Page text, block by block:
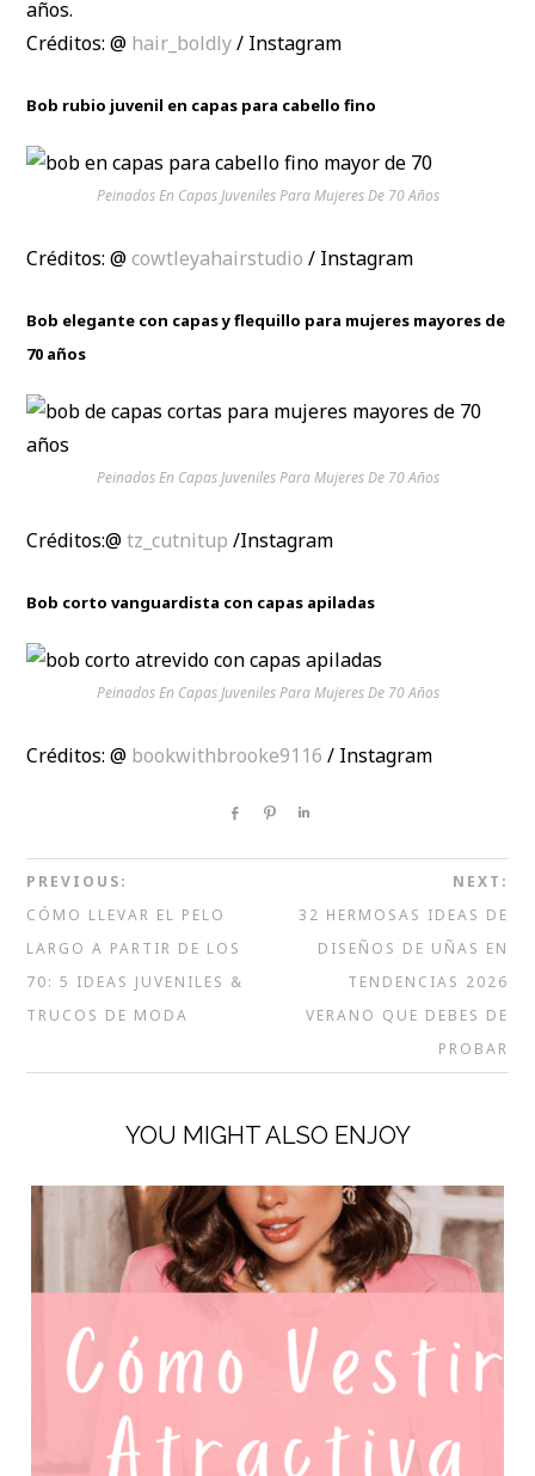
Créditos: @ hair_boldly/ Instagram
Bob rubio juvenil en capas para cabello fino
Peinados En Capas Juveniles Para Mujeres De 70 Años
Créditos: @cowtleyahairstudio / Instagram
Bob elegante con capas y flequillo para mujeres mayores de
70 años
Peinados En Capas Juveniles Para Mujeres De 70 Años
Créditos:@tz_cutnitup /Instagram
Bob corto vanguardista con capas apiladas
Peinados En Capas Juveniles Para Mujeres De 70 Años
Créditos: @ bookwithbrooke9116 / Instagram
Share Pin
PREVIOUS:
CÓMO LLEVAR EL PELO
LARGO A PARTIR DE LOS
70: 5 IDEAS JUVENILES &
TRUCOS DE MODA
NEXT:
32 HERMOSAS IDEAS DE
DISEÑOS DE UÑAS EN
TENDENCIAS 2026
VERANO QUE DEBES DE
PROBAR
YOU MIGHT ALSO ENJOY